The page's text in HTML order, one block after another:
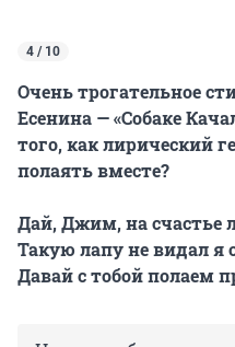
4 / 10
Очень трогательное
Есенина — «Собаке
того, как лирический
полаять вместе?
Дай, Джим, на счастье
Такую лапу не видал я
Давай с тобой полаем